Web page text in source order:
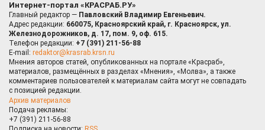
Интернет-портал «КРАСРАБ.РУ»
Главный редактор — Павловский Владимир Евгеньевич.
Адрес редакции: 660075, Красноярский край, г. Красноярск, ул.
Железнодорожников, д. 17, пом. 9, оф. 615.
Телефон редакции: +7 (391) 211-56-88
E-mail: redaktor@krasrab.krsn.ru
Мнения авторов статей, опубликованных на портале «Красраб»,
материалов, размещённых в разделах «Мнения», «Молва», а также
комментариев пользователей к материалам сайта могут не совпадать
с позицией редакции.
Архив материалов
Подача рекламы:
+7 (391) 211-56-88